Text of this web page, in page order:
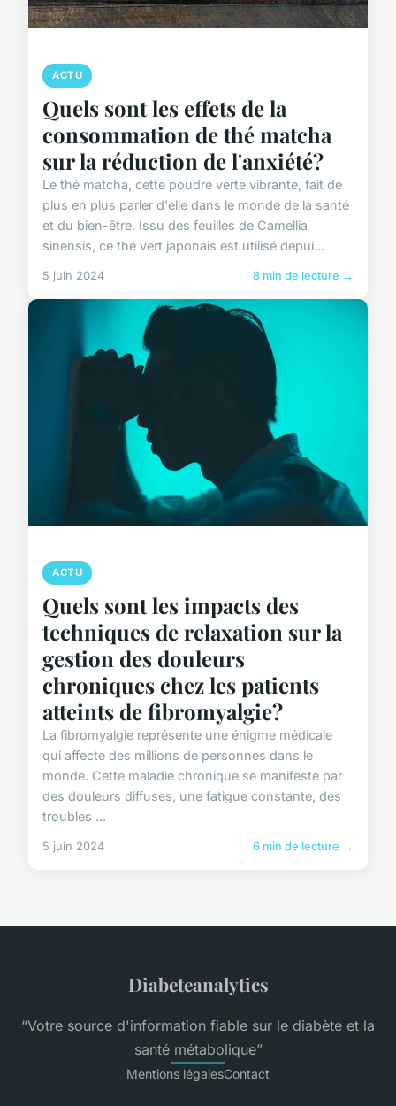
ACTU
Quels sont les effets de la
consommation de thé matcha
sur la réduction de l'anxiété?
Le thé matcha, cette poudre verte vibrante, fait de
plus en plus parler d'elle dans le monde de la santé
et du bien-être. Issu des feuilles de Camellia
sinensis, ce thé vert japonais est utilisé depui...
5 juin 2024 8 min de lecture →
ACTU
Quels sont les impacts des
techniques de relaxation sur la
gestion des douleurs
chroniques chez les patients
atteints de fibromyalgie?
La fibromyalgie représente une énigme médicale
qui affecte des millions de personnes dans le
monde. Cette maladie chronique se manifeste par
des douleurs diffuses, une fatigue constante, des
troubles ...
5 juin 2024 6 min de lecture →
Diabeteanalytics
“Votre source d'information fiable sur le diabète et la
santé métabolique”
Mentions légalesContact